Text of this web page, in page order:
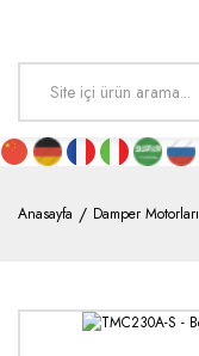
Anasayfa Damper Motorları